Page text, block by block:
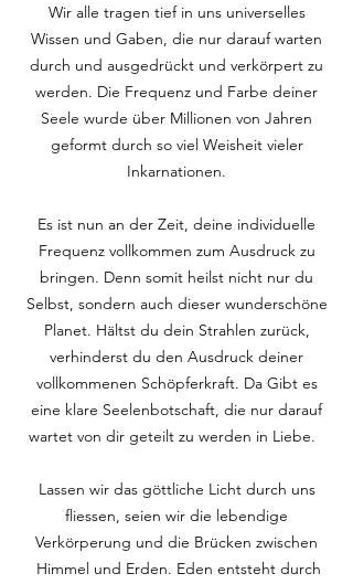
Wir alle tragen tief in uns universelles
Wissen und Gaben, die nur darauf warten
durch und ausgedrückt und verkörpert zu
werden. Die Frequenz und Farbe deiner
Seele wurde über Millionen von Jahren
geformt durch so viel Weisheit vieler
Inkarnationen.
Es ist nun an der Zeit, deine individuelle
Frequenz vollkommen zum Ausdruck zu
bringen. Denn somit heilst nicht nur du
Selbst, sondern auch dieser wunderschöne
Planet. Hältst du dein Strahlen zurück,
verhinderst du den Ausdruck deiner
vollkommenen Schöpferkraft. Da Gibt es
eine klare Seelenbotschaft, die nur darauf
wartet von dir geteilt zu werden in Liebe.
Lassen wir das göttliche Licht durch uns
fliessen, seien wir die lebendige
Verkörperung und die Brücken zwischen
Himmel und Erden. Eden entsteht durch